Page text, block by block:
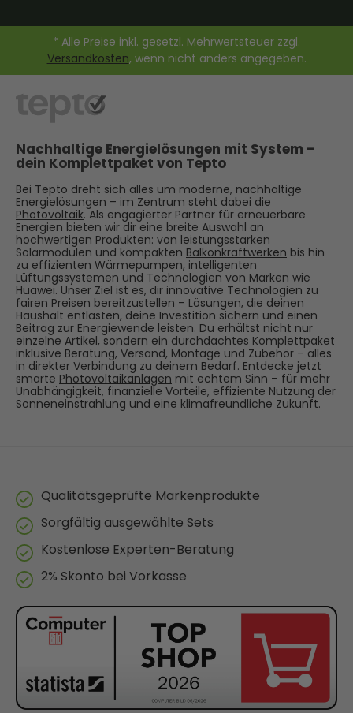
* Alle Preise inkl. gesetzl. Mehrwertsteuer zzgl.
Versandkosten, wenn nicht anders angegeben.
Nachhaltige Energielösungen mit System –
dein Komplettpaket von Tepto
Bei Tepto dreht sich alles um moderne, nachhaltige
Energielösungen – im Zentrum steht dabei die
Photovoltaik. Als engagierter Partner für erneuerbare
Energien bieten wir dir eine breite Auswahl an
hochwertigen Produkten: von leistungsstarken
Solarmodulen und kompakten Balkonkraftwerken bis hin
zu effizienten Wärmepumpen, intelligenten
Lüftungssystemen und Technologien von Marken wie
Huawei. Unser Ziel ist es, dir innovative Technologien zu
fairen Preisen bereitzustellen – Lösungen, die deinen
Haushalt entlasten, deine Investition sichern und einen
Beitrag zur Energiewende leisten. Du erhältst nicht nur
einzelne Artikel, sondern ein durchdachtes Komplettpaket
inklusive Beratung, Versand, Montage und Zubehör – alles
in direkter Verbindung zu deinem Bedarf. Entdecke jetzt
smarte Photovoltaikanlagen mit echtem Sinn – für mehr
Unabhängigkeit, finanzielle Vorteile, effiziente Nutzung der
Sonneneinstrahlung und eine klimafreundliche Zukunft.
Qualitätsgeprüfte Markenprodukte
Sorgfältig ausgewählte Sets
Kostenlose Experten-Beratung
2% Skonto bei Vorkasse